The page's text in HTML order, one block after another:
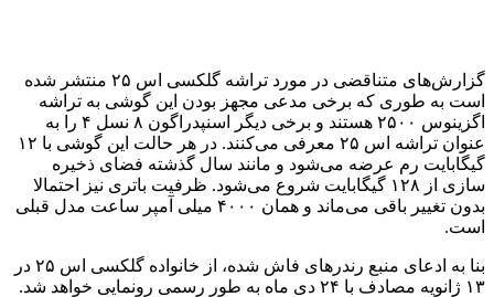
گزارش‌های متناقضی در مورد تراشه گلکسی اس ۲۵ منتشر شده
است به طوری که برخی مدعی مجهز بودن این گوشی به تراشه
اگزینوس ۲۵۰۰ هستند و برخی دیگر اسنپدراگون ۸ نسل ۴ را به
عنوان تراشه اس ۲۵ معرفی می‌کنند. در هر حالت این گوشی با ۱۲
گیگابایت رم عرضه می‌شود و مانند سال گذشته فضای ذخیره
سازی از ۱۲۸ گیگابایت شروع می‌شود. ظرفیت باتری نیز احتمالا
بدون تغییر باقی می‌ماند و همان ۴۰۰۰ میلی آمپر ساعت مدل قبلی
است.
بنا به ادعای منبع رندرهای فاش شده، از خانواده گلکسی اس ۲۵ در
۱۳ ژانویه مصادف با ۲۴ دی ماه به طور رسمی رونمایی خواهد شد.